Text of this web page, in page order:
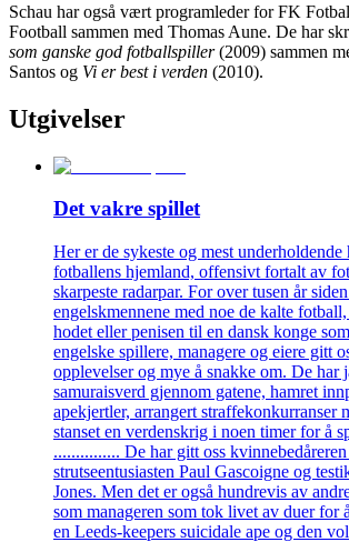
Schau har også vært programleder for FK
Football sammen med Thomas Aune. De har
som ganske god fotballspiller(2009) sammen
Santos og Vi er best i verden (2010).
Utgivelser
Det vakre spillet
Her er de sykeste og mest underholdende
fotballens hjemland, offensivt fortalt av
skarpeste radarpar. For over tusen år
engelskmennene med noe de kalte
hodet eller penisen til en dansk konge
engelske spillere, managere og eiere gitt
opplevelser og mye å snakke om. De har
samuraisverd gjennom gatene, hamret
apekjertler, arrangert straffekonkurranser
stanset en verdenskrig i noen timer for å
............... De har gitt oss
strutseentusiasten Paul Gascoigne og
Jones. Men det er også hundrevis av
som manageren som tok livet av duer for
en Leeds-keepers suicidale ape og den